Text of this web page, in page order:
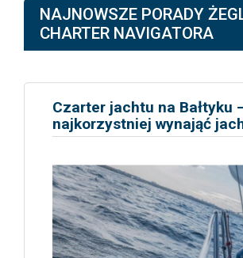
NAJNOWSZE PORADY
CHARTER NAVIGATORA
Czarter jachtu na Bałtyku
najkorzystniej wynająć